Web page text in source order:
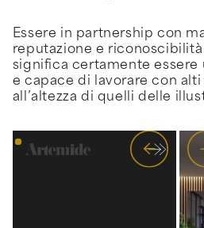
Essere in partnership con
reputazione e
significa certamente essere
e capace di lavorare con
all’altezza di quelli delle